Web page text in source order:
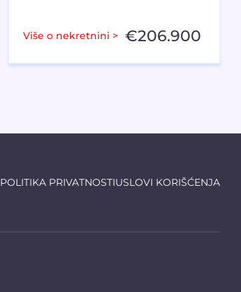
Više o nekretnini > €206.900
POLITIKA PRIVATNOSTIUSLOVI KORIŠĆENJA